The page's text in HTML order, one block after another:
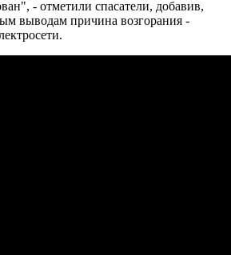
- отметили спасатели, добавив,
выводам причина возгорания -